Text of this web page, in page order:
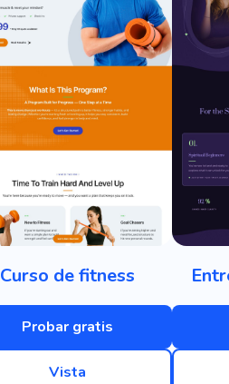
Curso de fitness
Probar gratis
Vista